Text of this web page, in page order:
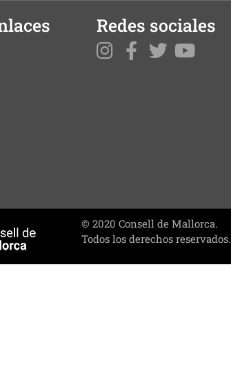
Redes sociales
© 2020 Consell de Mallorca.
Todos los derechos reservados.